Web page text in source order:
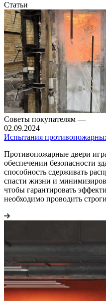
Статьи
Советы покупателям —
02.09.2024
Испытания
Противопожарные двери
обеспечении безопасности
способность сдерживать
спасти жизни и
чтобы гарантировать
необходимо проводить